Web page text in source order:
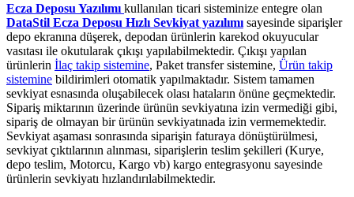
Ecza Deposu Yazılımı kullanılan ticari sisteminize entegre olan
DataStil Ecza Deposu Hızlı Sevkiyat yazılımı sayesinde siparişler
depo ekranına düşerek, depodan ürünlerin karekod okuyucular
vasıtası ile okutularak çıkışı yapılabilmektedir. Çıkışı yapılan
ürünlerin İlaç takip sistemine, Paket transfer sistemine, Ürün takip
sistemine bildirimleri otomatik yapılmaktadır. Sistem tamamen
sevkiyat esnasında oluşabilecek olası hataların önüne geçmektedir.
Sipariş miktarının üzerinde ürünün sevkiyatına izin vermediği gibi,
sipariş de olmayan bir ürünün sevkiyatınada izin vermemektedir.
Sevkiyat aşaması sonrasında siparişin faturaya dönüştürülmesi,
sevkiyat çıktılarının alınması, siparişlerin teslim şekilleri (Kurye,
depo teslim, Motorcu, Kargo vb) kargo entegrasyonu sayesinde
ürünlerin sevkiyatı hızlandırılabilmektedir.